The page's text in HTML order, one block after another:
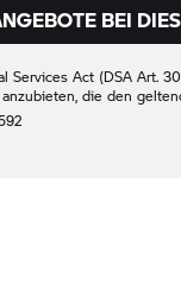
BEI
Services Act (DSA Art.
die den